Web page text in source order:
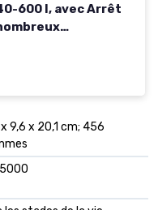
600 l, avec Arrêt
9,6 x 20,1 cm; 456